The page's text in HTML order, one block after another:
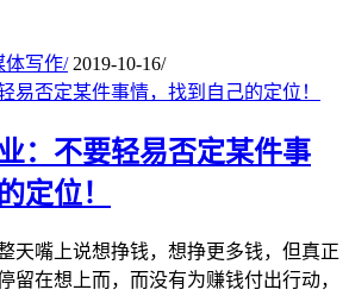
体写作/ 2019-10-16/
：不要轻易否定某件事
定位！
天嘴上说想挣钱，想挣更多钱，但真正
留在想上而，而没有为赚钱付出行动，